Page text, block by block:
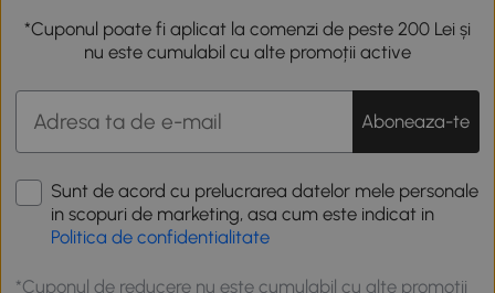
*Cuponul poate fi aplicat la comenzi de peste 200 Lei și
nu este cumulabil cu alte promoții active
Aboneaza-te
Sunt de acord cu prelucrarea datelor mele personale
in scopuri de marketing, asa cum este indicat in
Politica de confidentialitate
*Cuponul de reducere nu este cumulabil cu alte promotii